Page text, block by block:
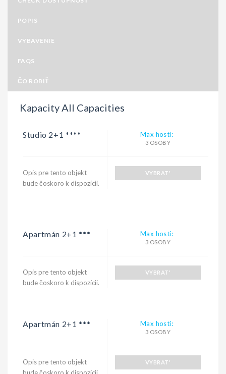
POPIS
VYBAVENIE
FAQS
ČO ROBIŤ
Kapacity All Capacities
Studio 2+1 **** Max hostí:
3 OSOBY
Opis pre tento objekt
bude čoskoro k dispozícii.
VYBRAT'
Apartmán 2+1 *** Max hostí:
3 OSOBY
Opis pre tento objekt
bude čoskoro k dispozícii.
VYBRAT'
Apartmán 2+1 *** Max hostí:
3 OSOBY
Opis pre tento objekt
VYBRAT'